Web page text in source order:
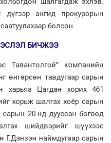
дүгээр ангид прокурорын
болсон.
БИЧЖЭЭ
Тавантолгой” компанийн
өнгөрсөн тавдугаар сарын
харьяа Цагдан хорих 461
хорьж шалгах хоёр сарын
сарын 20-нд дууссан бөгөөд
шийдвэрийг шүүхээс
Г.Дэнзэн наймдугаар сарын